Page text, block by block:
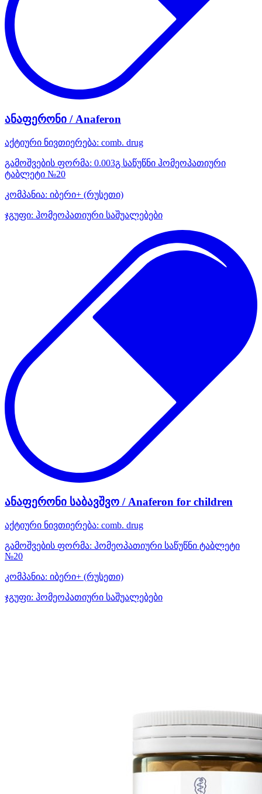
ანაფერონი / Anaferon
აქტიური ნივთიერება: comb. drug
გამოშვების ფორმა: 0.003გ საწუწნი ჰომეოპათიური
ტაბლეტი №20
კომპანია: იბერი+ (რუსეთი)
ჯგუფი: ჰომეოპათიური საშუალებები
ანაფერონი საბავშვო / Anaferon for children
აქტიური ნივთიერება: comb. drug
გამოშვების ფორმა: ჰომეოპათიური საწუწნი ტაბლეტი
№20
კომპანია: იბერი+ (რუსეთი)
ჯგუფი: ჰომეოპათიური საშუალებები